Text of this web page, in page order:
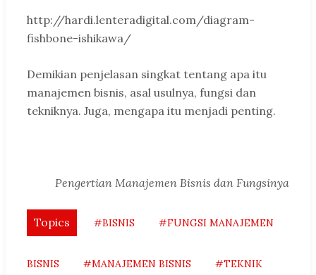
http://hardi.lenteradigital.com/diagram-
fishbone-ishikawa/
Demikian penjelasan singkat tentang apa itu
manajemen bisnis, asal usulnya, fungsi dan
tekniknya. Juga, mengapa itu menjadi penting.
Pengertian Manajemen Bisnis dan Fungsinya
Topics #BISNIS #FUNGSI MANAJEMEN
BISNIS #MANAJEMEN BISNIS
#TEKNIK